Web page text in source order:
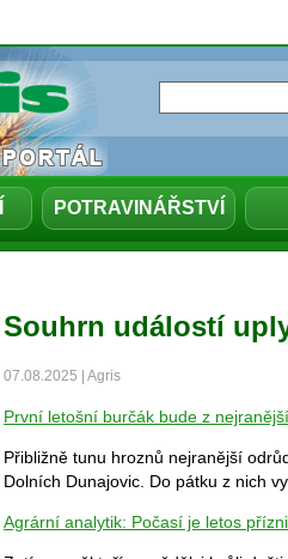
POTRAVINÁŘSTVÍ
Souhrn událostí
07.08.2025 | Agris
První letošní burčák bude z
Přibližně tunu hroznů nejranější
Dolních Dunajovic. Do pátku z nich
Agrární analytik: Počasí je letos